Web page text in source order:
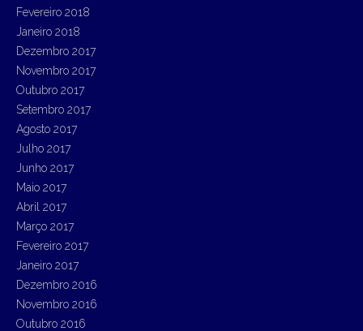
Fevereiro 2018
Janeiro 2018
Dezembro 2017
Novembro 2017
Outubro 2017
Setembro 2017
Agosto 2017
Julho 2017
Junho 2017
Maio 2017
Abril 2017
Março 2017
Fevereiro 2017
Janeiro 2017
Dezembro 2016
Novembro 2016
Outubro 2016